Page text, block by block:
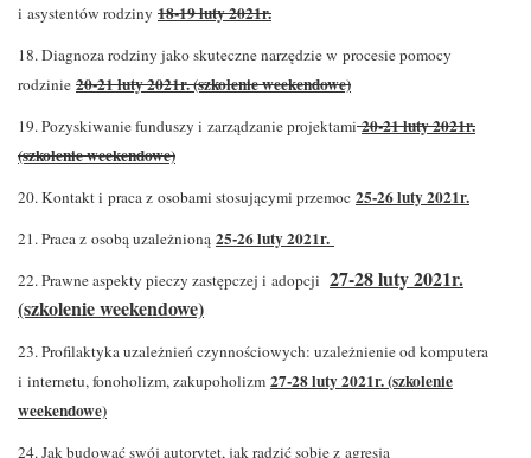
i asystentów rodziny 18-19 luty 2021r.
18. Diagnoza rodziny jako skuteczne narzędzie w procesie pomocy
rodzinie 20-21 luty 2021r. (szkolenie weekendowe)
19. Pozyskiwanie funduszy i zarządzanie projektami 20-21 luty 2021r.
(szkolenie weekendowe)
20. Kontakt i praca z osobami stosującymi przemoc 25-26 luty 2021r.
21. Praca z osobą uzależnioną 25-26 luty 2021r.
22. Prawne aspekty pieczy zastępczej i adopcji 27-28 luty 2021r.
(szkolenie weekendowe)
23. Profilaktyka uzależnień czynnościowych: uzależnienie od komputera
i internetu, fonoholizm, zakupoholizm 27-28 luty 2021r. (szkolenie
weekendowe)
24. Jak budować swój autorytet, jak radzić sobie z agresją